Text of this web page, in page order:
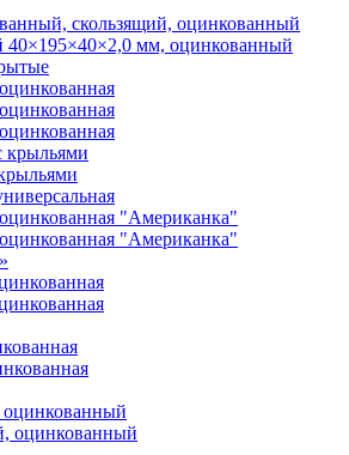
скользящий, оцинкованный
40×195×40×2,0 мм, оцинкованный
крыльями
"Американка"
"Американка"
оцинкованный
оцинкованный